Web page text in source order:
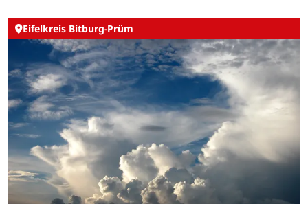
Eifelkreis Bitburg-Prüm